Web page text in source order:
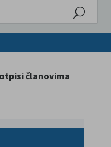
članovima